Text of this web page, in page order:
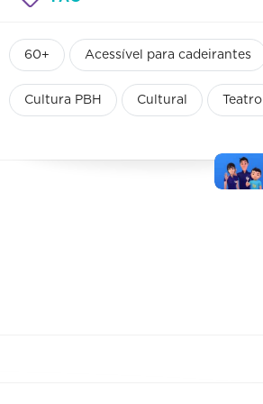
60+ Acessível para cadeirantes
Cultura PBH Cultural Teatro